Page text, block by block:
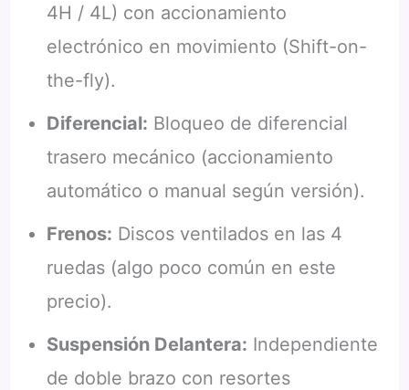
4H / 4L) con accionamiento
electrónico en movimiento (Shift-on-
the-fly).
Diferencial: Bloqueo de diferencial
trasero mecánico (accionamiento
automático o manual según versión).
Frenos: Discos ventilados en las 4
ruedas (algo poco común en este
precio).
Suspensión Delantera: Independiente
de doble brazo con resortes